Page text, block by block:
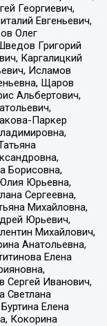
Георгиевич,
Евгеньевич,
Олег
Григорий
Каргалицкий
Исламов
Щаров
Альбертович,
Паркер
Борисовна,
Юрьевна,
Сергеевна,
Михайловна,
Юрьевич,
Михайлович,
Анатольевна,
Елена
Сергей Иванович,
Светлана
Елена
Кокорина